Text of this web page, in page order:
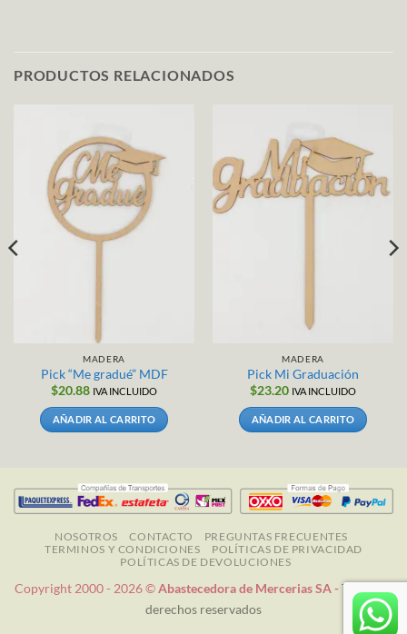
PRODUCTOS RELACIONADOS
MADERA
Pick “Me gradué” MDF
$20.88 IVA INCLUIDO
AÑADIR AL CARRITO
MADERA
Pick Mi Graduación
$23.20 IVA INCLUIDO
AÑADIR AL CARRITO
NOSOTROS CONTACTO
PREGUNTAS FRECUENTES
TERMINOS Y CONDICIONES
POLÍTICAS DE PRIVACIDAD
POLÍTICAS DE DEVOLUCIONES
Copyright 2000 - 2026 ©Abastecedora de Mercerias SA -Todos los
derechos reservados